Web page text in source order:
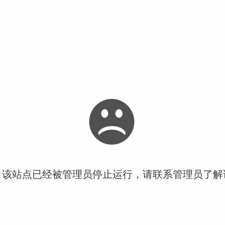
站点已经被管理员停止运行，请联系管理员了